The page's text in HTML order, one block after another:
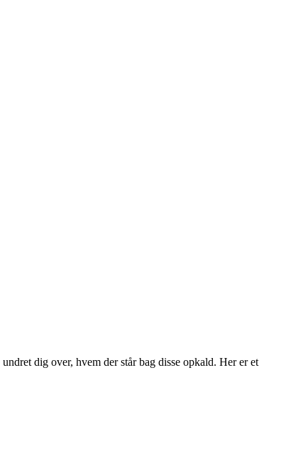
dig over, hvem der står bag disse opkald. Her er et